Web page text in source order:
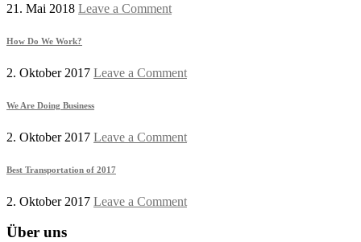
21. Mai 2018 Leave a Comment
How Do We Work?
2. Oktober 2017 Leave a Comment
We Are Doing Business
2. Oktober 2017 Leave a Comment
Best Transportation of 2017
2. Oktober 2017 Leave a Comment
Über uns